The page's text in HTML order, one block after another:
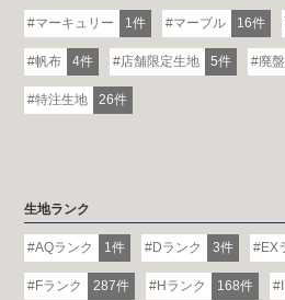
マーキュリー 1件 マーブル 16件
帆布 4件 店舗限定生地 5件 廃
特注生地 26件
生地ランク
AQランク 1件 Dランク 3件 EX
Fランク 287件 Hランク 168件